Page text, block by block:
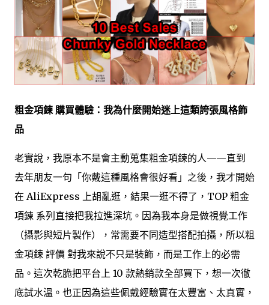
粗金項鍊 購買體驗：我為什麼開始迷上這類誇張風格飾
品
老實說，我原本不是會主動蒐集粗金項鍊的人——直到
去年朋友一句「你戴這種風格會很好看」之後，我才開始
在 AliExpress 上胡亂逛，結果一逛不得了，TOP 粗金
項鍊 系列直接把我拉進深坑。因為我本身是做視覺工作
（攝影與短片製作），常需要不同造型搭配拍攝，所以粗
金項鍊 評價 對我來說不只是裝飾，而是工作上的必需
品。這次乾脆把平台上 10 款熱銷款全部買下，想一次徹
底試水溫。也正因為這些佩戴經驗實在太豐富、太真實，